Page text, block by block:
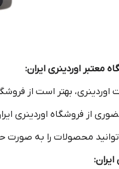
معتبر اوردینری ایران:
اوردینری، بهتر است از
از فروشگاه‌
محصولات را به